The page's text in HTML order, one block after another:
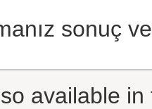
sonuç
available